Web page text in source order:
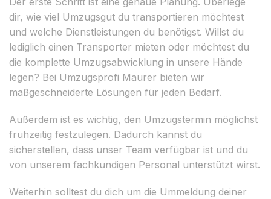
dir, wie viel Umzugsgut du transportieren möchtest
und welche Dienstleistungen du benötigst. Willst du
lediglich einen Transporter mieten oder möchtest du
die komplette Umzugsabwicklung in unsere Hände
legen? Bei Umzugsprofi Maurer bieten wir
maßgeschneiderte Lösungen für jeden Bedarf.
Außerdem ist es wichtig, den Umzugstermin möglichst
frühzeitig festzulegen. Dadurch kannst du
sicherstellen, dass unser Team verfügbar ist und du
von unserem fachkundigen Personal unterstützt wirst.
Weiterhin solltest du dich um die Ummeldung deiner